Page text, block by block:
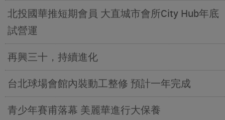
北投國華推短期會員 大直城市會所City Hub年底
試營運
再興三十，持續進化
台北球場會館內裝動工整修 預計一年完成
青少年賽甫落幕 美麗華進行大保養